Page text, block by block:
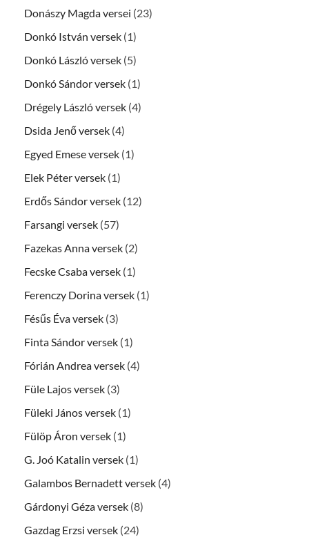
Donászy Magda versei (23)
Donkó István versek (1)
Donkó László versek (5)
Donkó Sándor versek (1)
Drégely László versek (4)
Dsida Jenő versek (4)
Egyed Emese versek (1)
Elek Péter versek (1)
Erdős Sándor versek (12)
Farsangi versek (57)
Fazekas Anna versek (2)
Fecske Csaba versek (1)
Ferenczy Dorina versek (1)
Fésűs Éva versek (3)
Finta Sándor versek (1)
Fórián Andrea versek (4)
Füle Lajos versek (3)
Füleki János versek (1)
Fülöp Áron versek (1)
G. Joó Katalin versek (1)
Galambos Bernadett versek (4)
Gárdonyi Géza versek (8)
Gazdag Erzsi versek (24)